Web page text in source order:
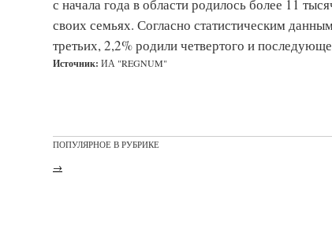
с начала года в области родилось более 11
своих семьях. Согласно статистическим
третьих, 2,2% родили четвертого и
Источник: ИА "REGNUM"
ПОПУЛЯРНОЕ В РУБРИКЕ
→